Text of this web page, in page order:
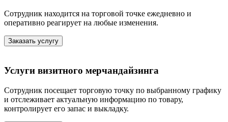
Сотрудник находится на торговой точке ежедневно и
оперативно реагирует на любые изменения.
Заказать услугу
Услуги визитного мерчандайзинга
Сотрудник посещает торговую точку по выбранному графику
и отслеживает актуальную информацию по товару,
контролирует его запас и выкладку.